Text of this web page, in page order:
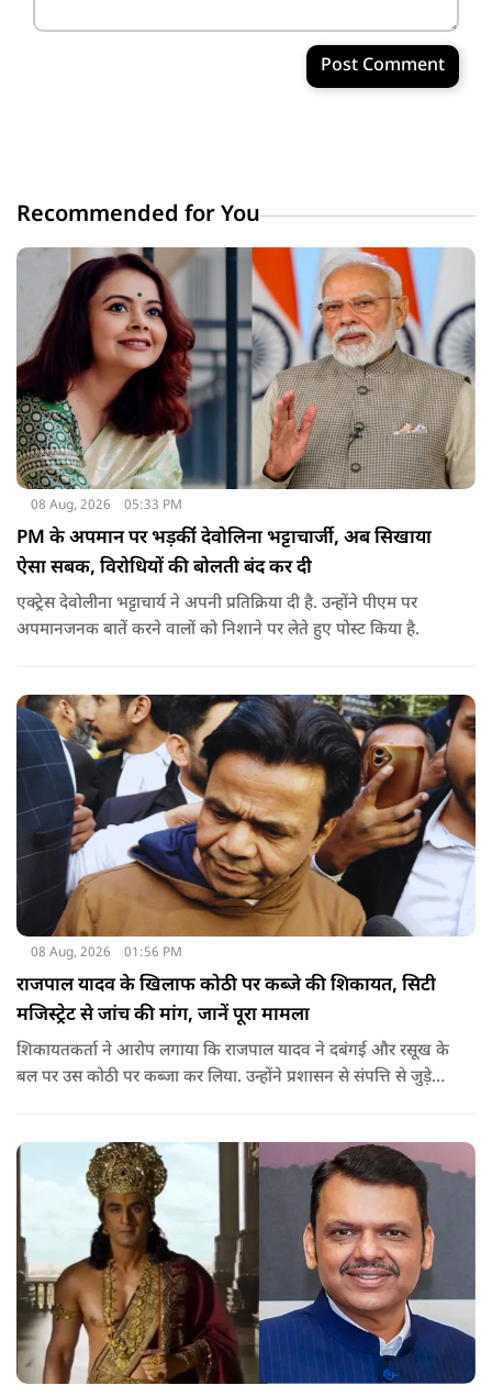
Post Comment
Recommended for You
08 Aug, 2026 05:33 PM
PM के अपमान पर भड़कींं देवोलिना भट्टाचार्जी, अब सिखाया
ऐसा सबक, विरोधियों की बोलती बंद कर दी
एक्ट्रेस देवोलीना भट्टाचार्य ने अपनी प्रतिक्रिया दी है. उन्होंने पीएम पर
अपमानजनक बातें करने वालों को निशाने पर लेते हुए पोस्ट किया है.
08 Aug, 2026 01:56 PM
राजपाल यादव के खिलाफ कोठी पर कब्जे की शिकायत, सिटी
मजिस्ट्रेट से जांच की मांग, जानें पूरा मामला
शिकायतकर्ता ने आरोप लगाया कि राजपाल यादव ने दबंगई और रसूख के
बल पर उस कोठी पर कब्जा कर लिया. उन्होंने प्रशासन से संपत्ति से जुड़े